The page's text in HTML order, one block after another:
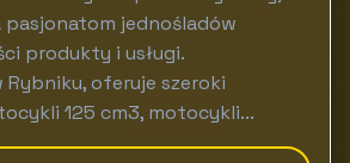
jednośladów
produkty i usługi.
Rybniku, oferuje szeroki
125 cm3, motocykli...